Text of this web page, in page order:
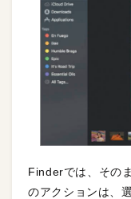
Finderでは、その
のアクションは、